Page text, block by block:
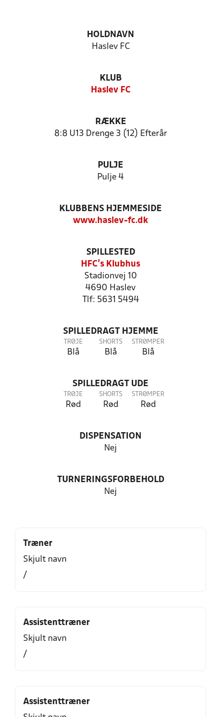
HOLDNAVN
Haslev FC
KLUB
Haslev FC
RÆKKE
8:8 U13 Drenge 3 (12) Efterår
PULJE
Pulje 4
KLUBBENS HJEMMESIDE
www.haslev-fc.dk
SPILLESTED
HFC's Klubhus
Stadionvej 10
4690 Haslev
Tlf: 5631 5494
SPILLEDRAGT HJEMME
TRØJE
Blå
SHORTS
Blå
STRØMPER
Blå
SPILLEDRAGT UDE
TRØJE
Rød
SHORTS
Rød
STRØMPER
Rød
DISPENSATION
Nej
TURNERINGSFORBEHOLD
Nej
Træner
Skjult navn
/
Assistenttræner
Skjult navn
/
Assistenttræner